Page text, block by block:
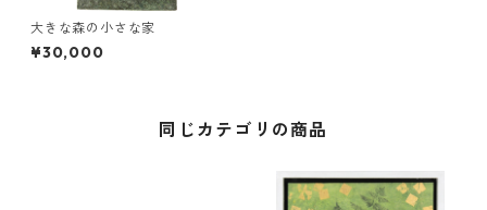
大きな森の小さな家
¥30,000
同じカテゴリの商品